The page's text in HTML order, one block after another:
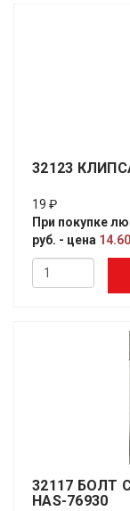
32123
19 ₽
При покупке
руб. - цена 14.60
32117 БОЛТ
HAS-76930